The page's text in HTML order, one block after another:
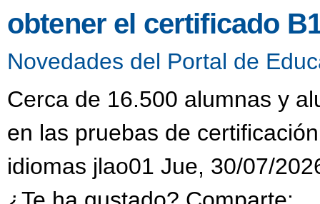
obtener el certificado
Novedades del Portal de
Cerca de 16.500 alumnas y
en las pruebas de
idiomas jlao01 Jue, 30/07/